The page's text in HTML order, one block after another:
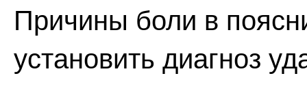
Причины боли в
установить диагноз